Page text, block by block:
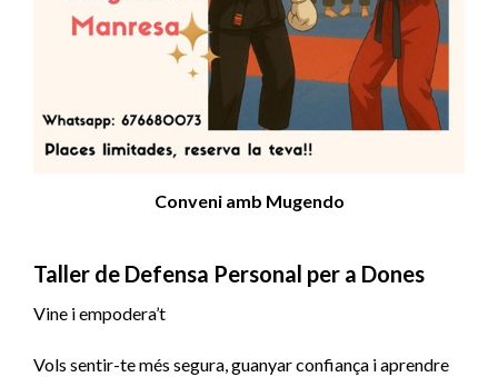
Conveni amb Mugendo
Taller de Defensa Personal per a Dones
Vine i empodera’t
Vols sentir-te més segura, guanyar confiança i aprendre